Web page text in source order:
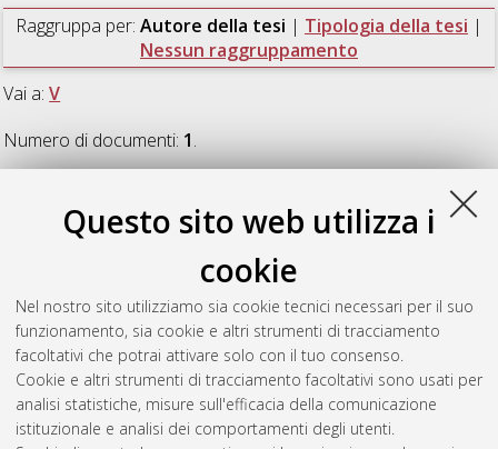
Questo sito web utilizza i
cookie
Nel nostro sito utilizziamo sia cookie tecnici necessari per il suo
funzionamento, sia cookie e altri strumenti di tracciamento
facoltativi che potrai attivare solo con il tuo consenso.
Cookie e altri strumenti di tracciamento facoltativi sono usati per
analisi statistiche, misure sull'efficacia della comunicazione
istituzionale e analisi dei comportamenti degli utenti.
Raggruppa per: Autore della tesi | Tipologia della tesi |
Nessun raggruppamento
Vai a:V
Numero di documenti: 1.
Implementazione e analisi di un
[Laurea], Università di Bologna, Corso di Studio inInformatica
per il management [L-DM270], Documento full-text non
disponibile
Questa lista e' stata generata ilMon Aug 10 07:01:45 2026